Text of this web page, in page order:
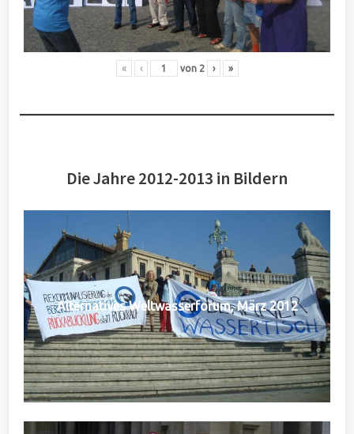
« ‹ von 2 › »
Die Jahre 2012-2013 in Bildern
Alternatives Weltwasserforum, März 2012